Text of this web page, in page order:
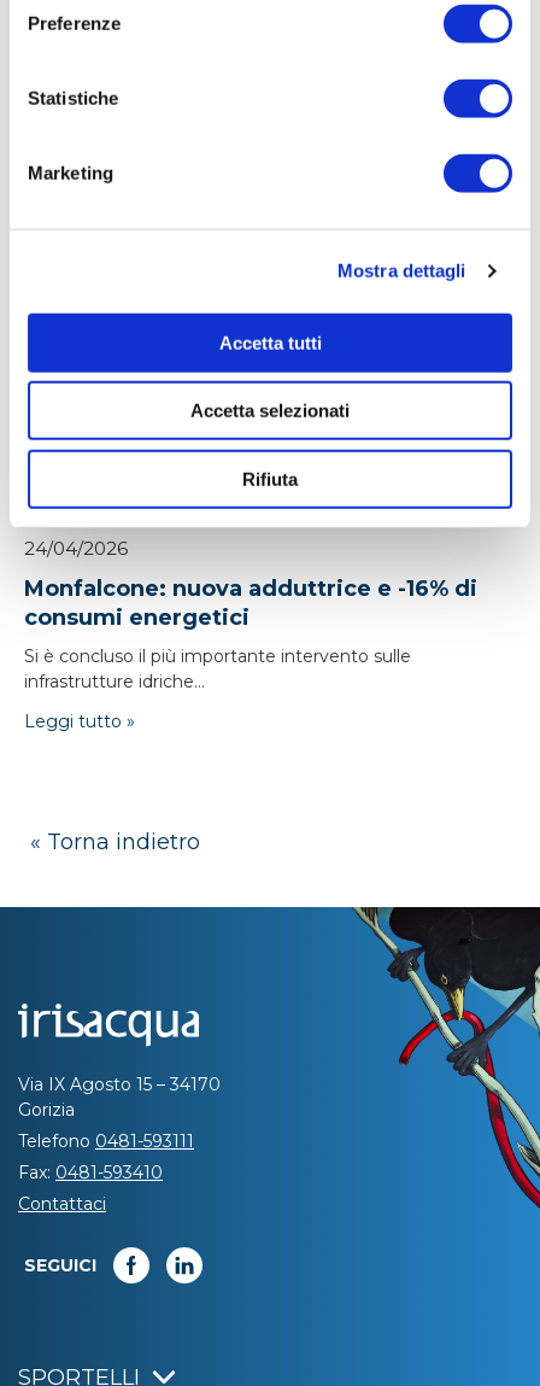
Preferenze
Statistiche
Marketing
Mostra dettagli
Accetta tutti
Accetta selezionati
Rifiuta
29/06/2026
Irisacqua risponde a Femca Cisl: rilievi
infondati e contraddetti dai...
24/04/2026
Monfalcone: nuova adduttrice e -16% di
consumi energetici
Si è concluso il più importante intervento sulle
infrastrutture idriche...
Leggi tutto »
« Torna indietro
Via IX Agosto 15 – 34170
Gorizia
Telefono 0481-593111
Fax: 0481-593410
Contattaci
SEGUICI
SPORTELLI